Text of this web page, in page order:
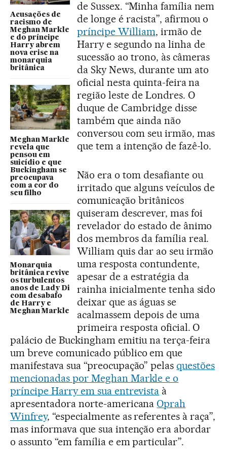
Acusações de
racismo de
Meghan Markle
e do príncipe
Harry abrem
nova crise na
monarquia
britânica
Meghan Markle
revela que
pensou em
suicídio e que
Buckingham se
preocupava
com a cor do
seu filho
Monarquia
britânica revive
os turbulentos
anos de Lady Di
com desabafo
de Harry e
Meghan Markle
de Sussex. “Minha família nem
de longe é racista”, afirmou o
príncipe William, irmão de
Harry e segundo na linha de
sucessão ao trono, às câmeras
da Sky News, durante um ato
oficial nesta quinta-feira na
região leste de Londres. O
duque de Cambridge disse
também que ainda não
conversou com seu irmão, mas
que tem a intenção de fazê-lo.
Não era o tom desafiante ou
irritado que alguns veículos de
comunicação britânicos
quiseram descrever, mas foi
revelador do estado de ânimo
dos membros da família real.
William quis dar ao seu irmão
uma resposta contundente,
apesar de a estratégia da
rainha inicialmente tenha sido
deixar que as águas se
acalmassem depois de uma
primeira resposta oficial. O
palácio de Buckingham emitiu na terça-feira
um breve comunicado público em que
manifestava sua “preocupação” pelasquestões
mencionadas por Meghan Markle e o
príncipe Harry em sua entrevista à
apresentadora norte-americana Oprah
Winfrey, “especialmente as referentes à raça”,
mas informava que sua intenção era abordar
o assunto “em família e em particular”.